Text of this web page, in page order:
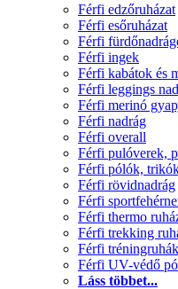
Férfi edzőruházat
Férfi esőruházat
Férfi
Férfi ingek
Férfi kabátok és
Férfi leggings
Férfi merinó
Férfi nadrág
Férfi overall
Férfi pulóverek,
Férfi pólók,
Férfi rövidnadrág
Férfi
Férfi thermo
Férfi trekking
Férfi tréningruhák
Férfi UV-védő
Láss többet...